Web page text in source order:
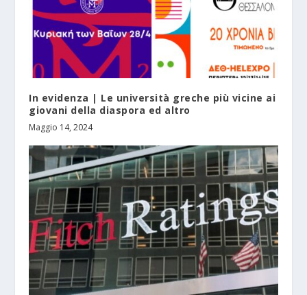
In evidenza | Le università greche più vicine ai
giovani della diaspora ed altro
Maggio 14, 2024